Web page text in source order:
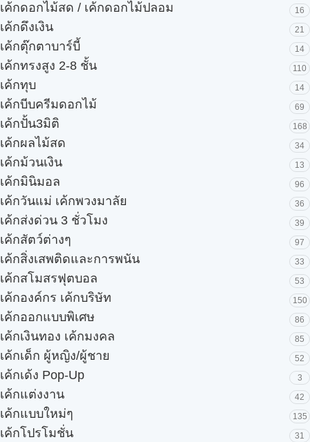
เค้กดอกไม้สด / เค้กดอกไม้ปลอม 16
เค้กดึงเงิน 21
เค้กตุ๊กตาบาร์บี้ 14
เค้กทรงสูง 2-8 ชั้น 110
เค้กทุบ 14
เค้กบีบครีมดอกไม้ 69
เค้กปั้น3มิติ 168
เค้กผลไม้สด 34
เค้กม้วนเงิน 13
เค้กมินิมอล 96
เค้กวันแม่ เค้กพวงมาลัย 36
เค้กส่งด่วน 3 ชั่วโมง 39
เค้กสัตว์ต่างๆ 97
เค้กสิ่งเสพติดและการพนัน 33
เค้กสโมสรฟุตบอล 53
เค้กองค์กร เค้กบริษัท 150
เค้กออกแบบพิเศษ 86
เค้กเงินทอง เค้กมงคล 85
เค้กเด็ก ผู้หญิง/ผู้ชาย 52
เค้กเด้ง Pop-Up 3
เค้กแต่งงาน 42
เค้กแบบใหม่ๆ 135
เค้กโปรโมชั่น 31